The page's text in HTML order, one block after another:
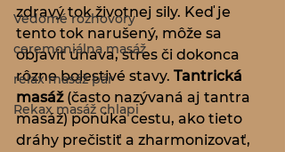
Vedomé rozhovory
ceremoniálna masáž
relax masáž pár
Rekax masáž chlapi
zdravý tok životnej sily. Keď je
tento tok narušený, môže sa
objaviť únava, stres či dokonca
rôzne bolestivé stavy. Tantrická
masáž (často nazývaná aj tantra
masáž) ponúka cestu, ako tieto
dráhy prečistiť a zharmonizovať,